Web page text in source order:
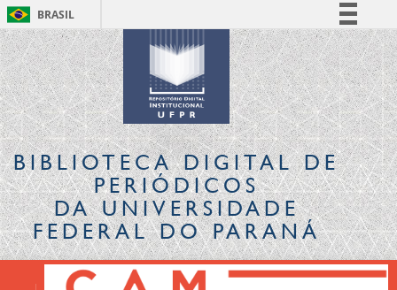
BRASIL
Simplifique!
Comunica BR
Participe
Acesso à informação
Legislação
Canais
BIBLIOTECA DIGITALDE
PERIÓDICOS
DA UNIVERSIDADE
FEDERAL DO PARANÁ